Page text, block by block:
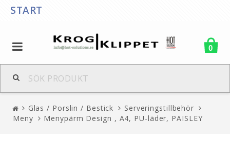
START
0
Glas / Porslin / Bestick
Serveringstillbehör
Meny
Menypärm Design , A4, PU-läder, PAISLEY